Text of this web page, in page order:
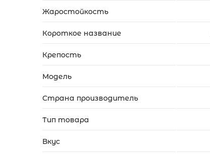
Жаростойкость
Короткое название
Крепость
Модель
Страна производитель
Тип товара
Вкус